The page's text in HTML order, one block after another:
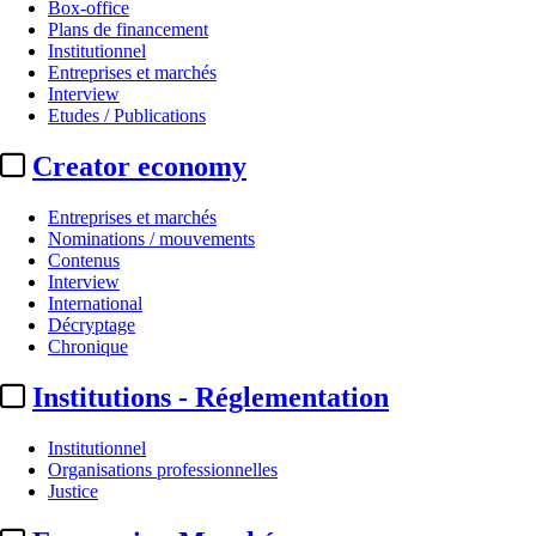
Box-office
Plans de financement
Institutionnel
Entreprises et marchés
Interview
Etudes / Publications
Creator economy
Entreprises et marchés
Nominations / mouvements
Contenus
Interview
International
Décryptage
Chronique
Institutions - Réglementation
Institutionnel
Organisations professionnelles
Justice